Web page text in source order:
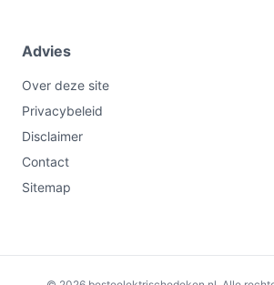
Advies
Over deze site
Privacybeleid
Disclaimer
Contact
Sitemap